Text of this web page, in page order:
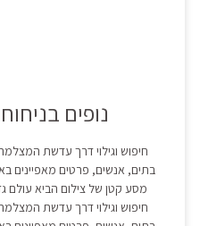
נופים
חיפוש וגילוי דרך עדשת
בתים, אנשים, פרטים מאפיינים
מסע קטן של צילום הביא עולם
חיפוש וגילוי דרך עדשת